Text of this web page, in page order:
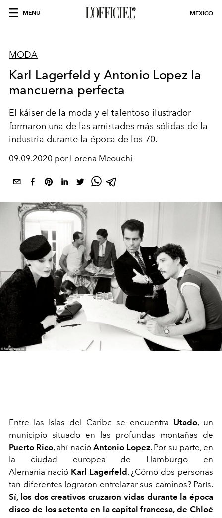
MENU MEXICO
MODA
Karl Lagerfeld y Antonio Lopez la
mancuerna perfecta
El káiser de la moda y el talentoso ilustrador
formaron una de las amistades más sólidas de la
industria durante la época de los 70.
09.09.2020 por Lorena Meouchi
Entre las Islas del Caribe se encuentra Utado, un
municipio situado en las profundas montañas de
Puerto Rico, ahí nació Antonio Lopez. Por su parte, en
la ciudad europea de Hamburgo en
Alemania nació Karl Lagerfeld . ¿Cómo dos personas
tan diferentes lograron entrelazar sus caminos? París.
Sí, los dos creativos cruzaron vidas durante la época
disco de los setenta en la capital francesa, de Chloé